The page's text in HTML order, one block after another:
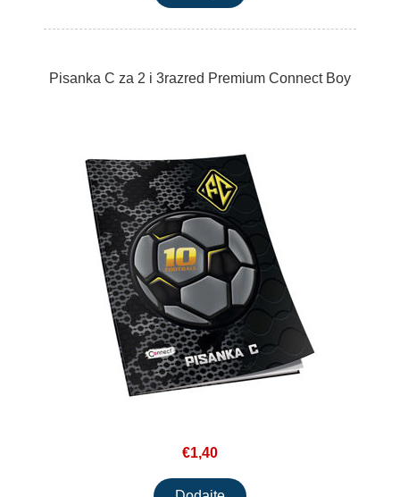
Pisanka C za 2 i 3razred Premium Connect Boy
€1,40